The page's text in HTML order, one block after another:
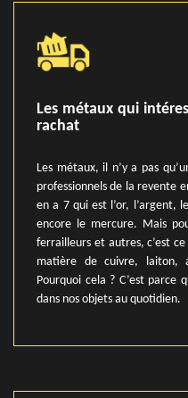
Les métaux qui
rachat
Les métaux, il n’y a pas
professionnels de la revente
en a 7 qui est l’or, l’argent,
encore le mercure. Mais
ferrailleurs et autres, c’est
matière de cuivre, laiton,
Pourquoi cela ? C’est parce
dans nos objets au quotidien.